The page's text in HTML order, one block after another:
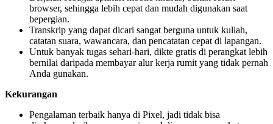
browser, sehingga lebih cepat dan mudah digunakan saat
bepergian.
Transkrip yang dapat dicari sangat berguna untuk kuliah,
catatan suara, wawancara, dan pencatatan cepat di lapangan.
Untuk banyak tugas sehari-hari, dikte gratis di perangkat lebih
bernilai daripada membayar alur kerja rumit yang tidak pernah
Anda gunakan.
Kekurangan
Pengalaman terbaik hanya di Pixel, jadi tidak bisa